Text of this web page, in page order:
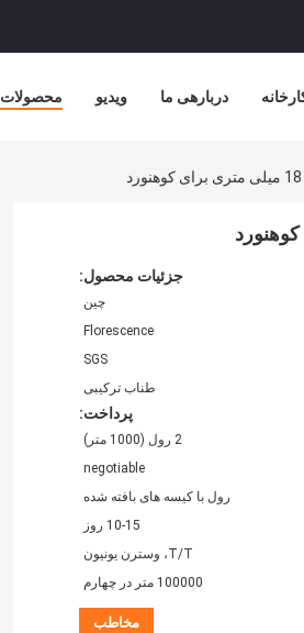
محصولات ویدیو دربارهی ما
جزئیات محصول:
چین
Florescence
SGS
طناب ترکیبی
پرداخت:
2 رول (1000 متر)
negotiable
رول با کیسه های بافته شده
10-15 روز
T/T، وسترن یونیون
100000 متر در چهارم
مخاطب